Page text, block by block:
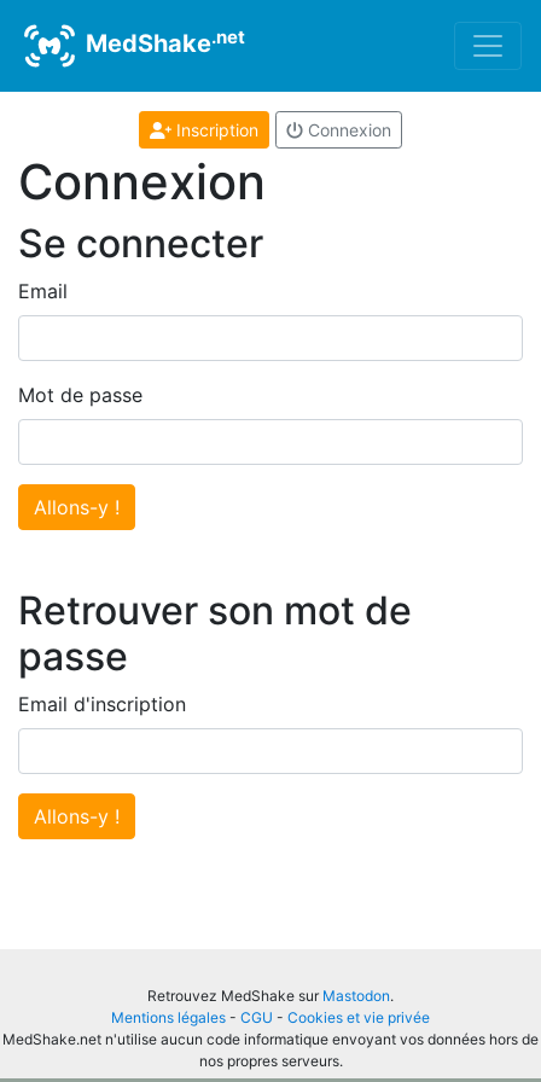
MedShake.net
Inscription Connexion
Connexion
Se connecter
Email
Mot de passe
Allons-y !
Retrouver son mot de
passe
Email d'inscription
Allons-y !
Retrouvez MedShake sur Mastodon.
Mentions légales - CGU - Cookies et vie privée
MedShake.net n'utilise aucun code informatique envoyant vos données hors de
nos propres serveurs.